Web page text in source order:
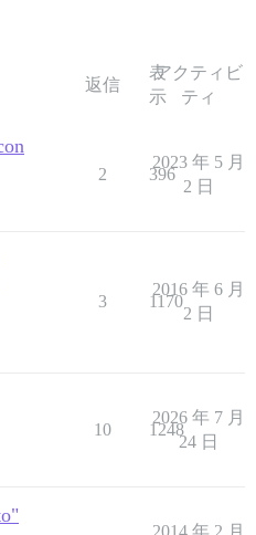
返信
表
示
アクティビ
ティ
2 396
2023 年 5 月
2 日
3 1170
2016 年 6 月
2 日
10 1248
2026 年 7 月
24 日